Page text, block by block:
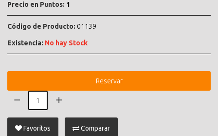
Precio en Puntos: 1
Código de Producto: 01139
Existencia: No hay Stock
Reservar
Favoritos Comparar